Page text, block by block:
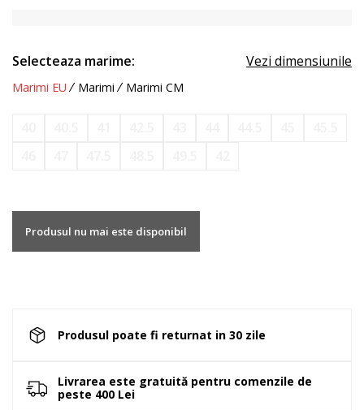
Selecteaza marime: Vezi dimensiunile
Marimi EU Marimi Marimi CM
Produsul nu mai este disponibil
Produsul poate fi returnat in 30 zile
Livrarea este gratuită pentru comenzile de
peste 400 Lei